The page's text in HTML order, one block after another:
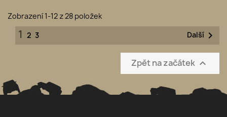
Zobrazení 1-12 z 28 položek
1 2 3 Další 
Zpět na začátek 